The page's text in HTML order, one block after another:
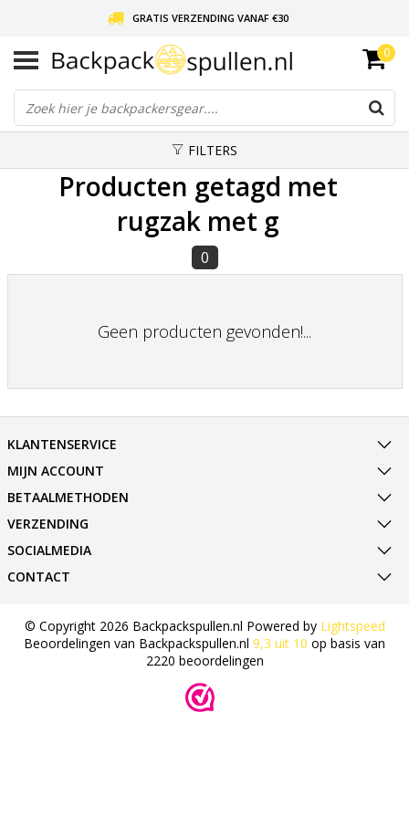
GRATIS VERZENDING VANAF €30
LIEFDE VOOR BACKPACKEN!
30 DAGEN GRATIS RETOUR
0
FILTERS
Producten getagd met
rugzak met g
0
Geen producten gevonden!...
KLANTENSERVICE
MIJN ACCOUNT
BETAALMETHODEN
VERZENDING
SOCIALMEDIA
CONTACT
© Copyright 2026 Backpackspullen.nl Powered by Lightspeed
Beoordelingen van Backpackspullen.nl 9,3 uit 10 op basis van
2220 beoordelingen